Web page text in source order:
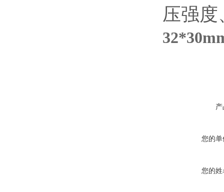
压强
您的单
您的姓